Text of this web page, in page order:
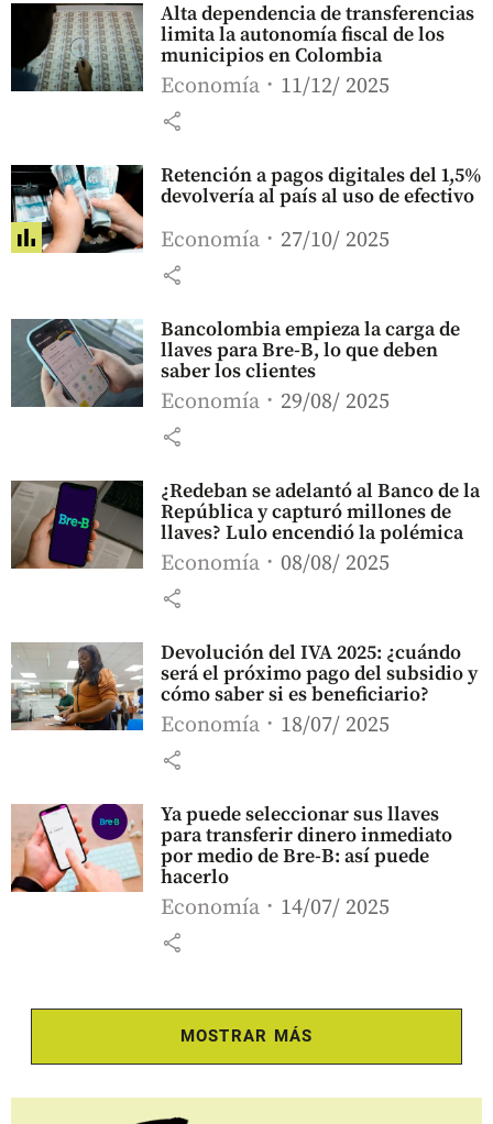
Alta dependencia de transferencias
limita la autonomía fiscal de los
municipios en Colombia
Economía 11/12/ 2025
share
Retención a pagos digitales del 1,5%
devolvería al país al uso de efectivo
Economía 27/10/ 2025
share
Bancolombia empieza la carga de
llaves para Bre-B, lo que deben
saber los clientes
Economía 29/08/ 2025
share
¿Redeban se adelantó al Banco de la
República y capturó millones de
llaves? Lulo encendió la polémica
Economía 08/08/ 2025
share
Devolución del IVA 2025: ¿cuándo
será el próximo pago del subsidio y
cómo saber si es beneficiario?
Economía 18/07/ 2025
share
Ya puede seleccionar sus llaves
para transferir dinero inmediato
por medio de Bre-B: así puede
hacerlo
Economía 14/07/ 2025
share
MOSTRAR MÁS